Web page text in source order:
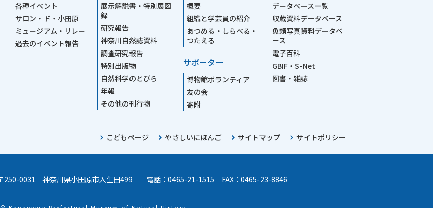
各種イベント
サロン・ド・小田原
ミュージアム・リレー
過去のイベント報告
展示解説書・特別展図
録
研究報告
神奈川自然誌資料
調査研究報告
特別出版物
自然科学のとびら
年報
その他の刊行物
概要
組織と学芸員の紹介
あつめる・しらべる・
つたえる
サポーター
博物館ボランティア
友の会
寄附
データベース一覧
収蔵資料データベース
魚類写真資料データベ
ース
電子百科
GBIF・S-Net
図書・雑誌
こどもページ やさしいにほんご サイトマップ サイトポリシー
250-0031 神奈川県小田原市入生田499 電話：0465-21-1515 FAX：0465-23-8846